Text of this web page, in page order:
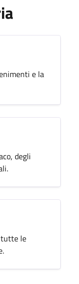
e la
degli
tutte le